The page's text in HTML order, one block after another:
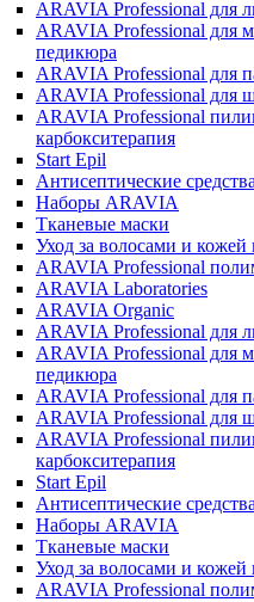
ARAVIA Professional для
ARAVIA Professional для
педикюра
ARAVIA Professional для
ARAVIA Professional для
ARAVIA Professional
карбокситерапия
Start Epil
Антисептические средства
Наборы ARAVIA
Тканевые маски
Уход за волосами и кожей
ARAVIA Professional
ARAVIA Laboratories
ARAVIA Organic
ARAVIA Professional для
ARAVIA Professional для
педикюра
ARAVIA Professional для
ARAVIA Professional для
ARAVIA Professional
карбокситерапия
Start Epil
Антисептические средства
Наборы ARAVIA
Тканевые маски
Уход за волосами и кожей
ARAVIA Professional